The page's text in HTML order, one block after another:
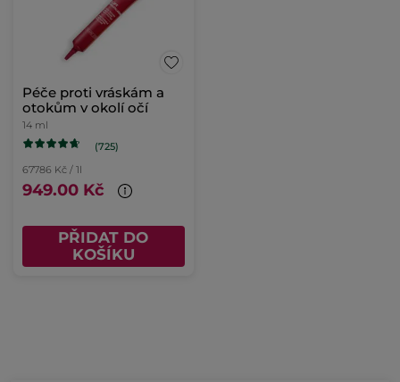
Péče proti vráskám a
otokům v okolí očí
14 ml
(725)
67786 Kč / 1l
949.00 Kč
PŘIDAT DO
KOŠÍKU